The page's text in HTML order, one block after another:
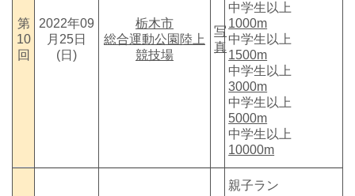
第
10
回
2022年09
月25日
(日)
栃木市
総合運動公園陸上
競技場
写
真
中学生以上
1000m
中学生以上
1500m
中学生以上
3000m
中学生以上
5000m
中学生以上
10000m
親子ラン